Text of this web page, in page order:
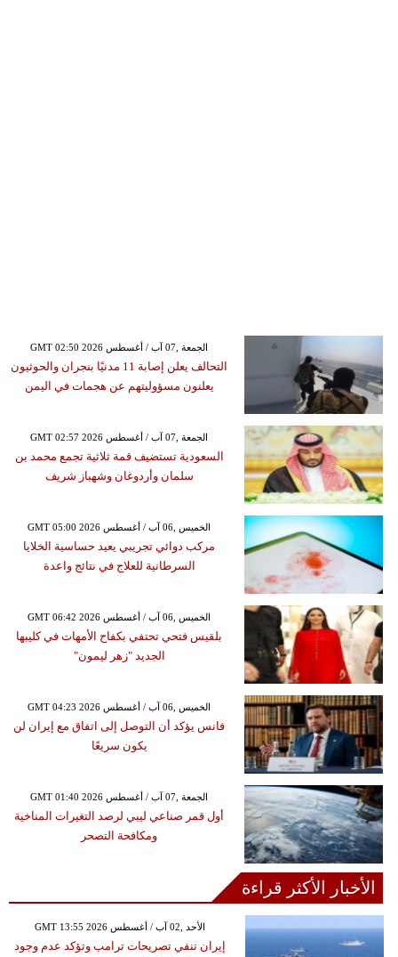
GMT 02:50 2026 الجمعة ,07 آب / أغسطس
التحالف يعلن إصابة 11 مدنيًا بنجران والحوثيون
يعلنون مسؤوليتهم عن هجمات في اليمن
GMT 02:57 2026 الجمعة ,07 آب / أغسطس
السعودية تستضيف قمة ثلاثية تجمع محمد بن
سلمان وأردوغان وشهباز شريف
GMT 05:00 2026 الخميس ,06 آب / أغسطس
مركب دوائي تجريبي يعيد حساسية الخلايا
السرطانية للعلاج في نتائج واعدة
GMT 06:42 2026 الخميس ,06 آب / أغسطس
بلقيس فتحي تحتفي بكفاح الأمهات في كليبها
الجديد "زهر ليمون"
GMT 04:23 2026 الخميس ,06 آب / أغسطس
فانس يؤكد أن التوصل إلى اتفاق مع إيران لن
يكون سريعًا
GMT 01:40 2026 الجمعة ,07 آب / أغسطس
أول قمر صناعي ليبي لرصد التغيرات المناخية
ومكافحة التصحر
الأخبار الأكثر قراءة
GMT 13:55 2026 الأحد ,02 آب / أغسطس
إيران تنفي تصريحات ترامب وتؤكد عدم وجود